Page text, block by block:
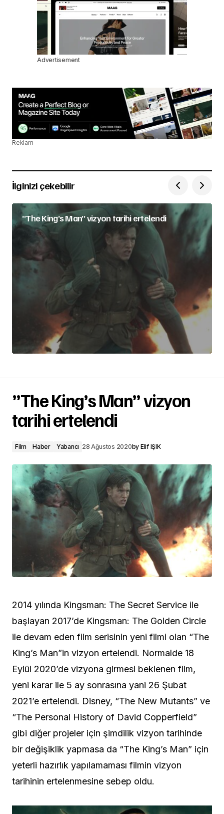
Advertisement
Reklam
İlginizi çekebilir
”The King’s Man” vizyon tarihi ertelendi
”The King’s Man” vizyon
tarihi ertelendi
Film Haber Yabancı 28 Ağustos 2020by Elif IŞIK
2014 yılında Kingsman: The Secret Service ile
başlayan 2017’de Kingsman: The Golden Circle
ile devam eden film serisinin yeni filmi olan “The
King’s Man”in vizyon ertelendi. Normalde 18
Eylül 2020’de vizyona girmesi beklenen film,
yeni karar ile 5 ay sonrasına yani 26 Şubat
2021’e ertelendi. Disney, “The New Mutants” ve
“The Personal History of David Copperfield”
gibi diğer projeler için şimdilik vizyon tarihinde
bir değişiklik yapmasa da “The King’s Man” için
yeterli hazırlık yapılamaması filmin vizyon
tarihinin ertelenmesine sebep oldu.